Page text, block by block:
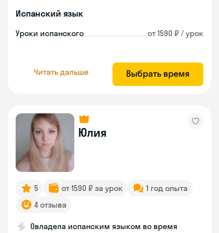
Испанский язык
Уроки испанского от 1590 ₽ / урок
Читать дальше Выбрать время
Юлия
5 от 1590 ₽ за урок
1 год опыта
4 отзыва
Овладела испанским языком во время